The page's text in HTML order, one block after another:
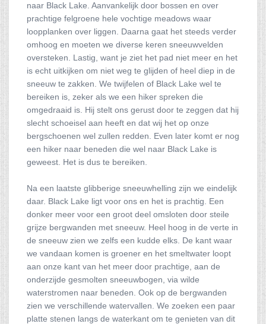
naar Black Lake. Aanvankelijk door bossen en over
prachtige felgroene hele vochtige meadows waar
loopplanken over liggen. Daarna gaat het steeds verder
omhoog en moeten we diverse keren sneeuwvelden
oversteken. Lastig, want je ziet het pad niet meer en het
is echt uitkijken om niet weg te glijden of heel diep in de
sneeuw te zakken. We twijfelen of Black Lake wel te
bereiken is, zeker als we een hiker spreken die
omgedraaid is. Hij stelt ons gerust door te zeggen dat hij
slecht schoeisel aan heeft en dat wij het op onze
bergschoenen wel zullen redden. Even later komt er nog
een hiker naar beneden die wel naar Black Lake is
geweest. Het is dus te bereiken.
Na een laatste glibberige sneeuwhelling zijn we eindelijk
daar. Black Lake ligt voor ons en het is prachtig. Een
donker meer voor een groot deel omsloten door steile
grijze bergwanden met sneeuw. Heel hoog in de verte in
de sneeuw zien we zelfs een kudde elks. De kant waar
we vandaan komen is groener en het smeltwater loopt
aan onze kant van het meer door prachtige, aan de
onderzijde gesmolten sneeuwbogen, via wilde
waterstromen naar beneden. Ook op de bergwanden
zien we verschillende watervallen. We zoeken een paar
platte stenen langs de waterkant om te genieten van dit